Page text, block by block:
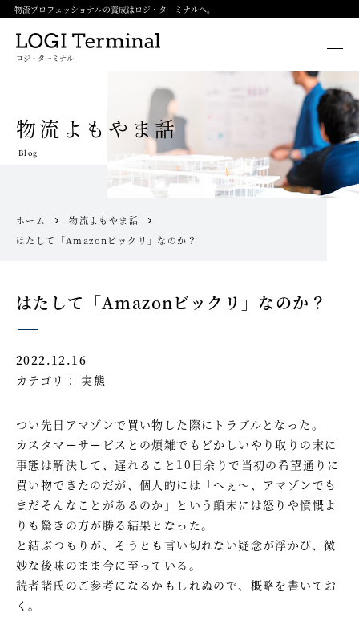
物流プロフェッショナルの養成はロジ・ターミナルへ。
ロジ・ターミナル
物流よもやま話
Blog
ホーム
物流よもやま話
はたして「Amazonビックリ」なのか？
はたして「Amazonビックリ」なのか？
2022.12.16
カテゴリ： 実態
つい先日アマゾンで買い物した際にトラブルとなった。
カスタマーサービスとの煩雑でもどかしいやり取りの末に
事態は解決して、遅れること10日余りで当初の希望通りに
買い物できたのだが、個人的には「へぇ～、アマゾンでも
まだそんなことがあるのか」という顛末には怒りや憤慨よ
りも驚きの方が勝る結果となった。
と結ぶつもりが、そうとも言い切れない疑念が浮かび、微
妙な後味のまま今に至っている。
読者諸氏のご参考になるかもしれぬので、概略を書いてお
く。